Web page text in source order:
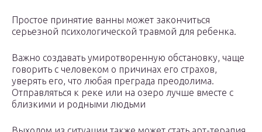
Простое принятие ванны может закончиться
серьезной психологической травмой для ребенка.
Важно создавать умиротворенную обстановку, чаще
говорить с человеком о причинах его страхов,
уверять его, что любая преграда преодолима.
Отправляться к реке или на озеро лучше вместе с
близкими и родными людьми